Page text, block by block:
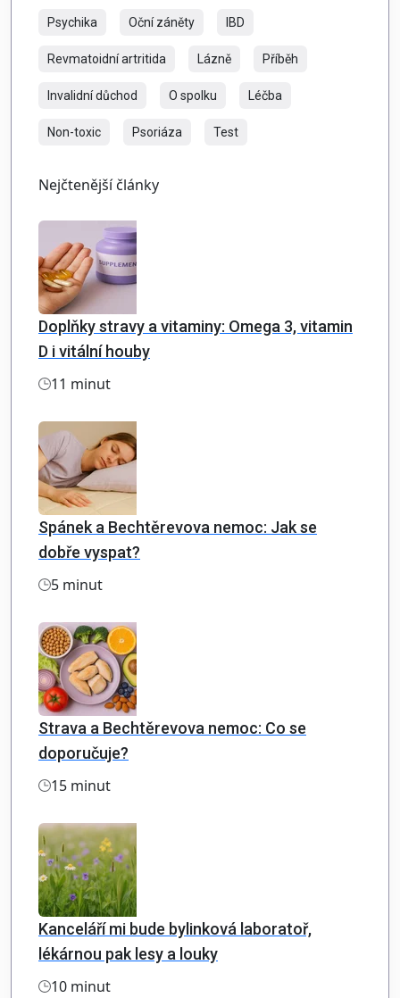
Psychika Oční záněty IBD
Revmatoidní artritida Lázně Příběh
Invalidní důchod O spolku Léčba
Non-toxic Psoriáza Test
Nejčtenější články
Doplňky stravy a vitaminy: Omega 3, vitamin
D i vitální houby
11 minut
Spánek a Bechtěrevova nemoc: Jak se
dobře vyspat?
5 minut
Strava a Bechtěrevova nemoc: Co se
doporučuje?
15 minut
Kanceláří mi bude bylinková laboratoř,
lékárnou pak lesy a louky
10 minut